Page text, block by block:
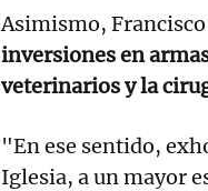
Asimismo,
inversiones en
veterinarios y la
"En ese sentido,
Iglesia, a un mayor